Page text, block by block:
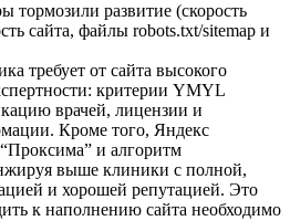
тормозили развитие (скорость
сайта, файлы robots.txt/sitemap и
требует от сайта высокого
критерии YMYL
врачей, лицензии и
Кроме того, Яндекс
и алгоритм
выше клиники с полной,
и хорошей репутацией. Это
к наполнению сайта необходимо